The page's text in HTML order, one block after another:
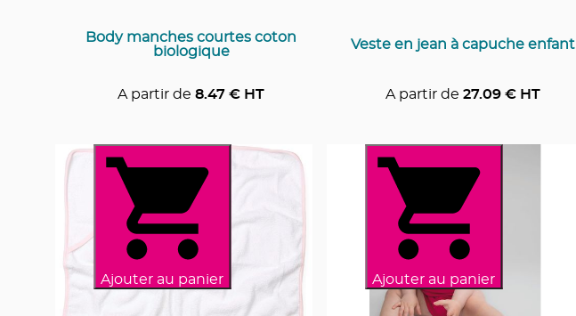
Body manches courtes coton
biologique
A partir de 8.47 € HT
Veste en jean à capuche enfant
A partir de 27.09€ HT
Ajouter au panier Ajouter au panier